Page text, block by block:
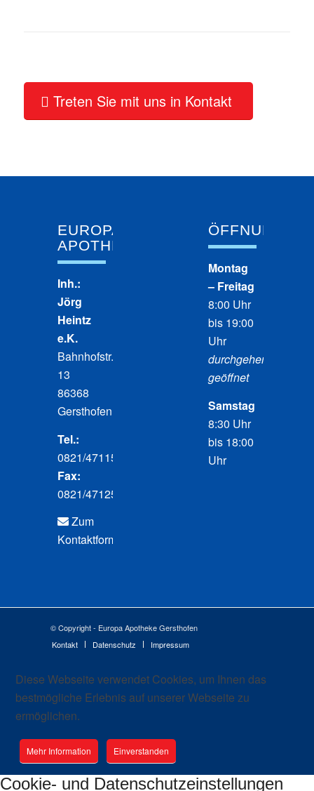
Treten Sie mit uns in Kontakt
EUROPA
APOTHEKE
Inh.:
Jörg
Heintz
e.K.
Bahnhofstr.
13
86368
Gersthofen
Tel.:
0821/471150
Fax:
0821/471250
Zum
Kontaktformular
Montag
– Freitag
8:00 Uhr
bis 19:00
Uhr
durchgehend
geöffnet
Samstag
8:30 Uhr
bis 18:00
Uhr
© Copyright - Europa Apotheke Gersthofen
Kontakt
Datenschutz Impressum
Diese Webseite verwendet Cookies, um Ihnen das
bestmögliche Erlebnis auf unserer Webseite zu
ermöglichen.
Mehr Information Einverstanden
Cookie- und Datenschutzeinstellungen